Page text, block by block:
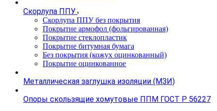
Скорлупа ППУ
Скорлупа ППУ без покрытия
Покрытие армофол (фольгированная)
Покрытие стеклопластик
Покрытие битумная бумага
Без покрытия (кожух оцинкованный)
Покрытие оцинкованное
Металлическая заглушка изоляции (МЗИ)
Опоры скользящие хомутовые ППМ ГОСТ Р 56227